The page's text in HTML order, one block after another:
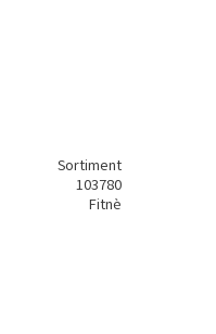
Sortiment
103780
Fitnè